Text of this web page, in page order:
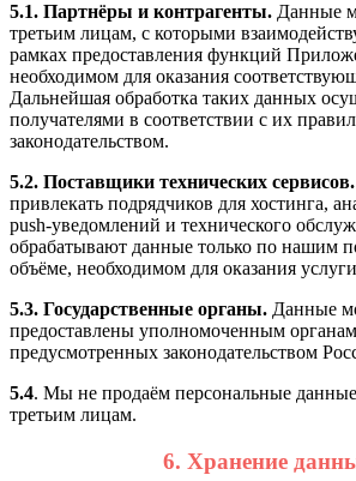
5.1. Партнёры и контрагенты. Данные
третьим лицам, с которыми
рамках предоставления функций
необходимом для оказания
Дальнейшая обработка таких данных
получателями в соответствии с их
законодательством.
5.2. Поставщики технических сервисов.
привлекать подрядчиков для хостинга,
push-уведомлений и технического
обрабатывают данные только по нашим
объёме, необходимом для оказания
5.3. Государственные органы. Данные
предоставлены уполномоченным
предусмотренных законодательством
5.4. Мы не продаём персональные данные
третьим лицам.
6. Хранение